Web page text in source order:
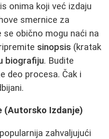
onima koji već izdaju
smernice za
se obično mogu naći na
sinopsis (kratak
biografiju. Budite
deo procesa. Čak i
(Autorsko Izdanje)
zahvaljujući